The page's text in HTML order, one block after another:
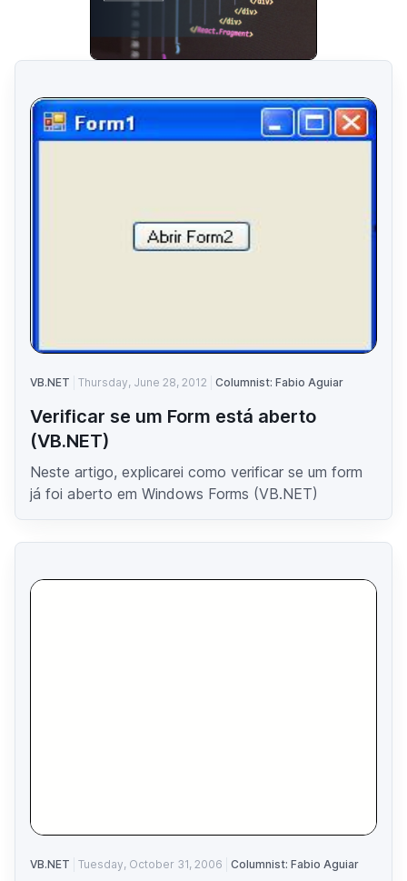
VB.NET Thursday, June 28, 2012 Columnist: Fabio Aguiar
Verificar se um Form está aberto
(VB.NET)
Neste artigo, explicarei como verificar se um form
já foi aberto em Windows Forms (VB.NET)
VB.NET Tuesday, October 31, 2006 Columnist: Fabio Aguiar